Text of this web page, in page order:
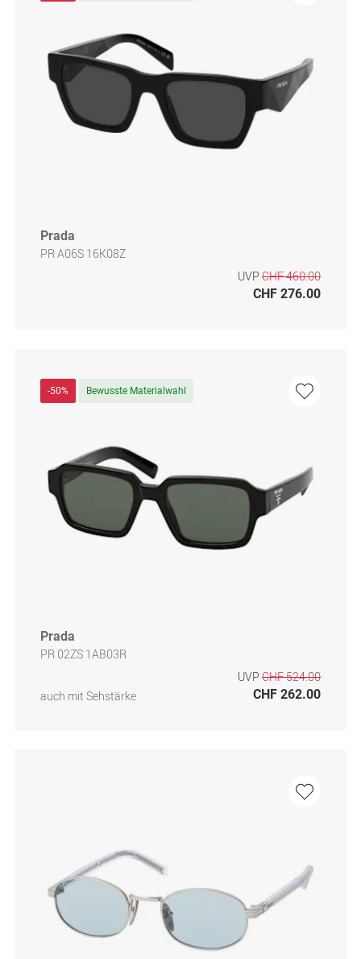
Prada
PR A06S 16K08Z
UVP CHF 460.00
CHF 276.00
-50% Bewusste Materialwahl
Prada
PR 02ZS 1AB03R
auch mit Sehstärke
UVP CHF 524.00
CHF 262.00